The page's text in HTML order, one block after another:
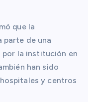
que la
de una
la institución en
han sido
y centros